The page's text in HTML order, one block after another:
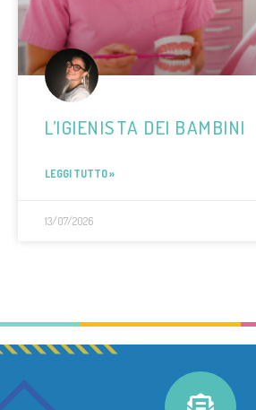
L’IGIENISTA DEI BAMBINI
LEGGI TUTTO »
13/07/2026